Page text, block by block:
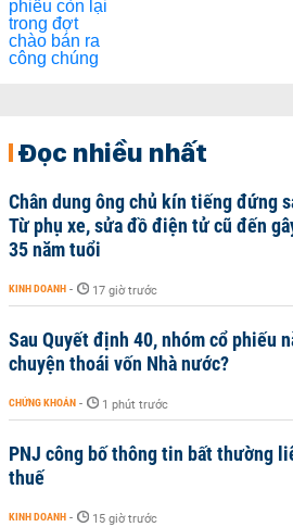
Đọc nhiều nhất
Chân dung ông chủ kín tiếng đứng
Từ phụ xe, sửa đồ điện tử cũ đến
35 năm tuổi
KINH DOANH - 17 giờ trước
Sau Quyết định 40, nhóm cổ phiếu
chuyện thoái vốn Nhà nước?
CHỨNG KHOÁN - 1 phút trước
PNJ công bố thông tin bất thường
thuế
KINH DOANH - 15 giờ trước